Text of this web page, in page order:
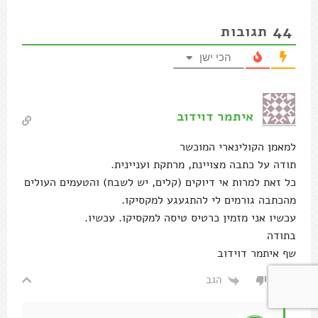
44 תגובות
הכי ישן
איתמר דוידוב
למאמן הקולינארי המוכשר
תודה על כתבה מצויינת, מרתקת ועניינית.
כל זאת למרות אי דיוקים (קלים, יש לשבח) והטעמים העולים
מהכתבה גורמים לי להתגעגע למקסיקו.
עכשיו אני מזמין כרטיס טיסה למקסיקו. עכשיו.
בתודה
שף איתמר דוידוב
הגב